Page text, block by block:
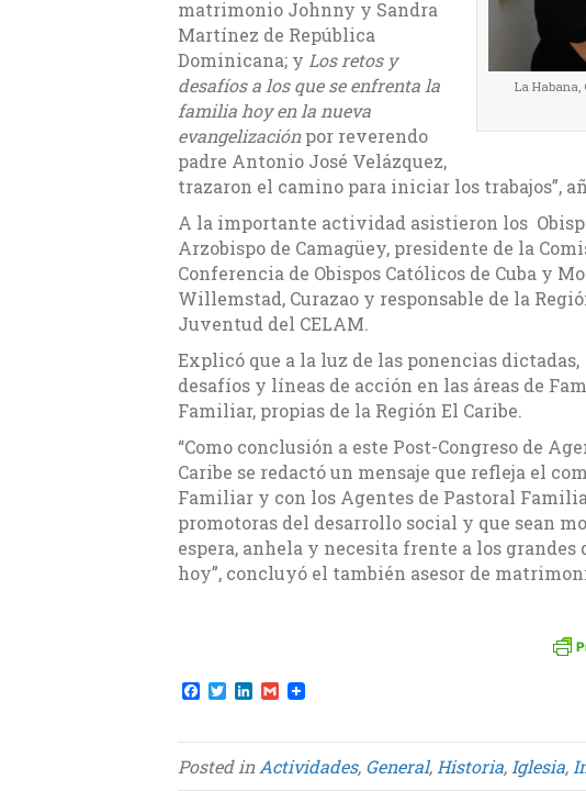
La Habana,
matrimonio Johnny y Sandra
Martínez de República
Dominicana; y Los retos y
desafíos a los que se enfrenta la
familia hoy en la nueva
evangelizaciónpor reverendo
padre Antonio José Velázquez,
trazaron el camino para iniciar los trabajos”,
A la importante actividad asistieron los
Arzobispo de Camagüey, presidente de la
Conferencia de Obispos Católicos de Cuba y
Willemstad, Curazao y responsable de la
Juventud del CELAM.
Explicó que a la luz de las ponencias
desafíos y líneas de acción en las áreas de
Familiar, propias de la Región El Caribe.
“Como conclusión a este Post-Congreso de
Caribe se redactó un mensaje que refleja el
Familiar y con los Agentes de Pastoral
promotoras del desarrollo social y que sean
espera, anhela y necesita frente a los
hoy”, concluyó el también asesor de
F
a
e
b
o
T
w
t
t
e
L
k
e
d
G
m
i
l
Posted inActividades, General, Historia, Iglesia,